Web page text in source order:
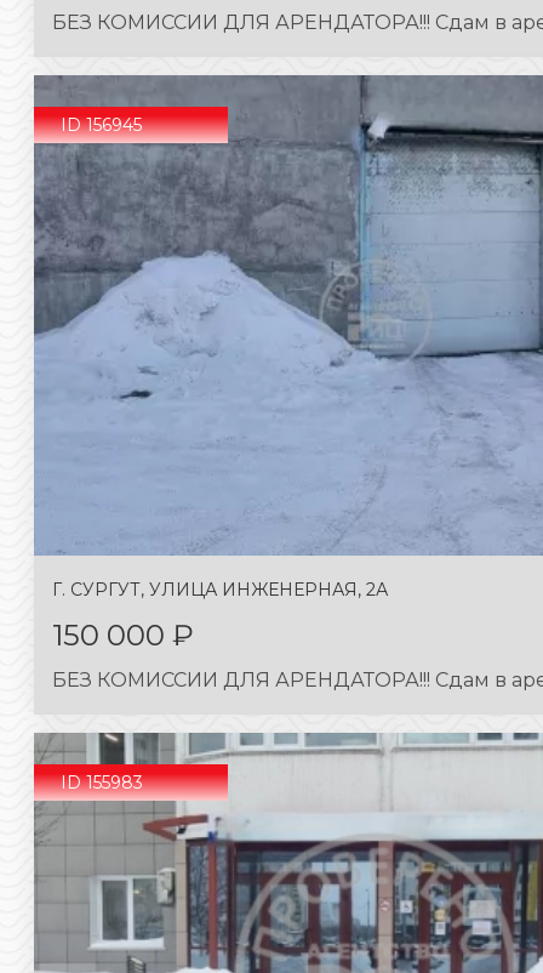
БЕЗ КОМИССИИ ДЛЯ АРЕНДАТОРА!!! Сдам в
ID 156945
Г. СУРГУТ, УЛИЦА ИНЖЕНЕРНАЯ, 2А
150 000 ₽
БЕЗ КОМИССИИ ДЛЯ АРЕНДАТОРА!!! Сдам в
ID 155983